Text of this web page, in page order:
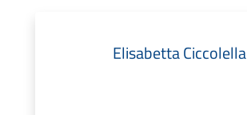
Elisabetta Ciccolella